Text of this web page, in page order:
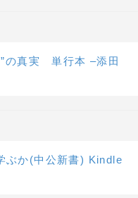
”の真実 単行本 –添田
ぶか(中公新書) Kindle